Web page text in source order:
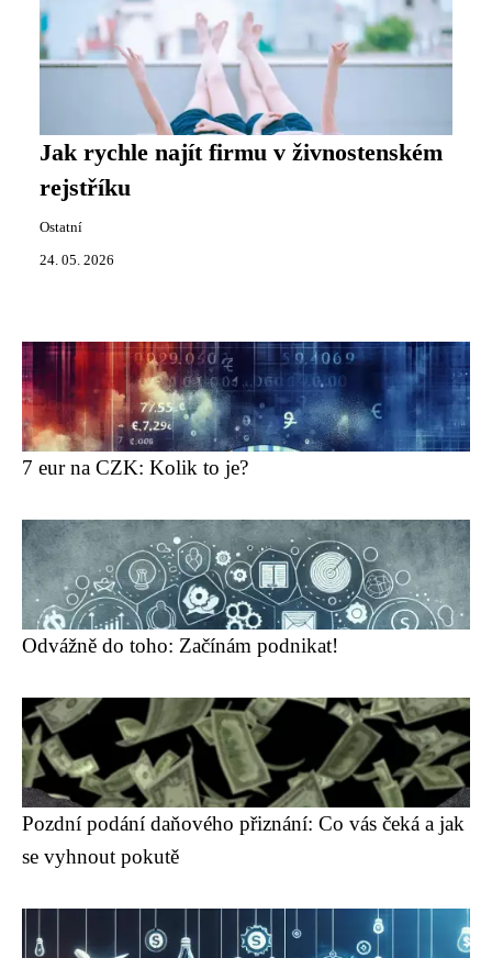
Jak rychle najít firmu v živnostenském
rejstříku
Ostatní
24. 05. 2026
7 eur na CZK: Kolik to je?
Odvážně do toho: Začínám podnikat!
Pozdní podání daňového přiznání: Co vás čeká a jak
se vyhnout pokutě